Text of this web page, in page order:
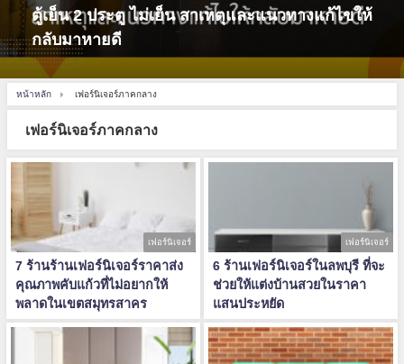
ตู้เย็น 2 ประตู ไม่เย็น สาเหตุและแนวทางแก้ไขให้
กลับมาหายดี
หน้าหลัก เฟอร์นิเจอร์ภาคกลาง
เฟอร์นิเจอร์ภาคกลาง
เฟอร์นิเจอร์
7 ร้านร้านเฟอร์นิเจอร์ราคาส่ง
คุณภาพคับแก้วที่ไม่อยากให้
พลาดในเขตสมุทรสาคร
เฟอร์นิเจอร์
6 ร้านเฟอร์นิเจอร์ในลพบุรี ที่จะ
ช่วยให้แต่งบ้านสวยในราคา
แสนประหยัด